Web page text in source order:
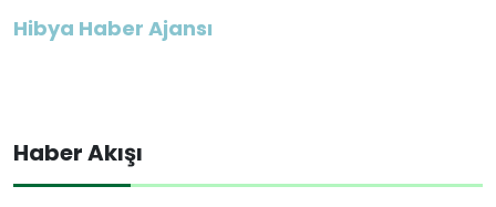
Hibya Haber Ajansı
Haber Akışı